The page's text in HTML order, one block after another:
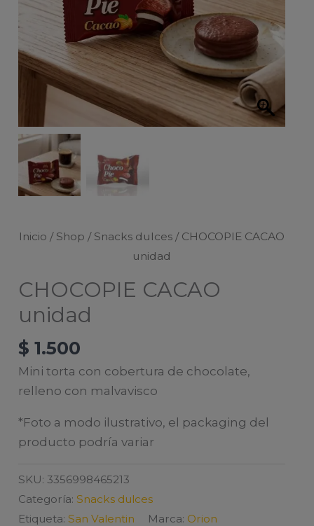
Inicio / Shop / Snacks dulces / CHOCOPIE CACAO
unidad
CHOCOPIE CACAO
unidad
$ 1.500
Mini torta con cobertura de chocolate,
relleno con malvavisco
*Foto a modo ilustrativo, el packaging del
producto podría variar
SKU:3356998465213
Categoría:Snacks dulces
Etiqueta:San Valentin Marca: Orion